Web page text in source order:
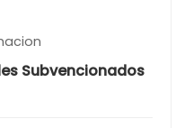
Subvencionados